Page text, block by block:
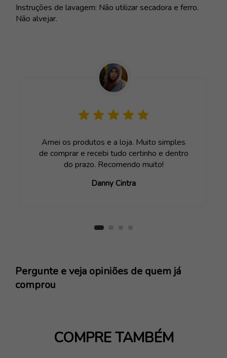
Instruções de lavagem: Não utilizar secadora e ferro.
Não alvejar.
Amei os produtos e a loja. Muito simples
de comprar e recebi tudo certinho e dentro
do prazo. Recomendo muito!
Danny Cintra
Pergunte e veja opiniões de quem já
comprou
COMPRE TAMBÉM